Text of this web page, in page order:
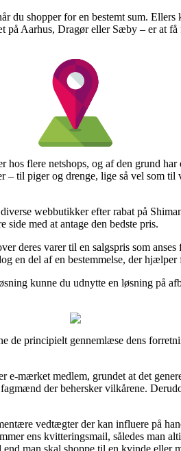
du shopper for en bestemt sum.
på Aarhus, Dragør eller Sæby – er at
hos flere netshops, og af den grund
– til piger og drenge, lige så vel som
webbutikker efter rabat på
side med at antage den bedste pris.
deres varer til en salgspris som
en del af en bestemmelse, der
kunne du udnytte en løsning på
de principielt gennemlæse dens
e-mærket medlem, grundet at det
der behersker vilkårene.
vedtægter der kan influere på
ens kvitteringsmail, således man
man skal shoppe til en kvinde eller